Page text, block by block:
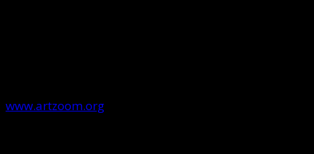
www.artzoom.org